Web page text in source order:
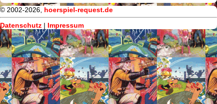
© 2002-2026, hoerspiel-request.de
Datenschutz | Impressum